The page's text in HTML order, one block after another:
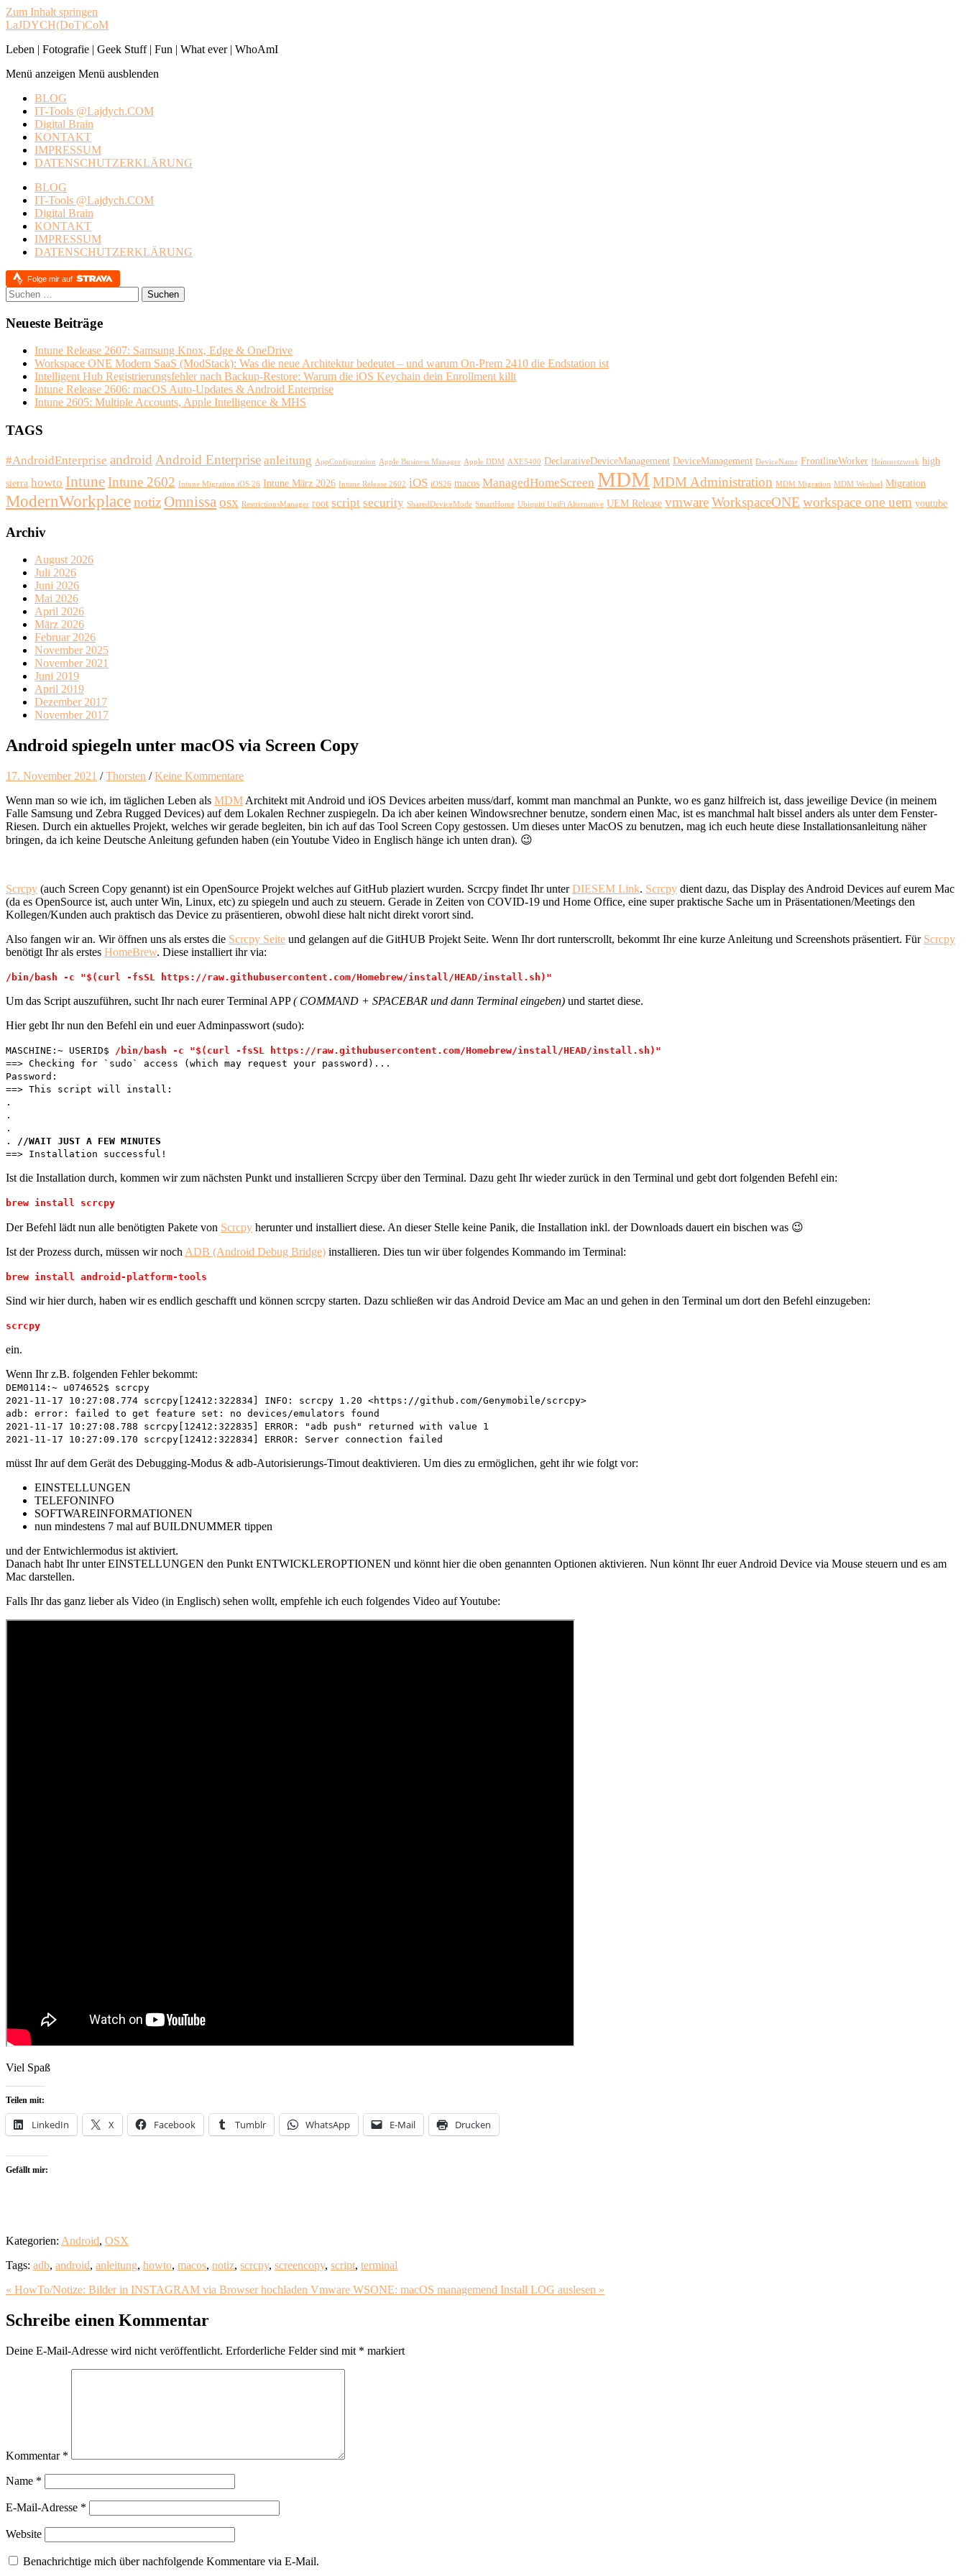
Zum Inhalt springen
LaJDYCH(DoT)CoM
Leben | Fotografie | Geek Stuff | Fun | What ever | WhoAmI
Menü anzeigen Menü ausblenden
BLOG
IT-Tools @Lajdych.COM
Digital Brain
KONTAKT
IMPRESSUM
DATENSCHUTZERKLÄRUNG
BLOG
IT-Tools @Lajdych.COM
Digital Brain
KONTAKT
IMPRESSUM
DATENSCHUTZERKLÄRUNG
Folge mir auf
Suchen
nach:
Neueste Beiträge
Intune Release 2607: Samsung Knox, Edge & OneDrive
Workspace ONE Modern SaaS (ModStack): Was die neue Architektur bedeutet – und warum On-Prem 2410 die Endstation ist
Intelligent Hub Registrierungsfehler nach Backup-Restore: Warum die iOS Keychain dein Enrollment killt
Intune Release 2606: macOS Auto-Updates & Android Enterprise
Intune 2605: Multiple Accounts, Apple Intelligence & MHS
TAGS
#AndroidEnterprise android Android Enterprise anleitung AppConfiguration Apple Business Manager Apple DDM AXE5400 DeclarativeDeviceManagement DeviceManagement DeviceName FrontlineWorker Heimnetzwerk high
sierra howto IntuneIntune 2602 Intune Migration iOS 26 Intune März 2026 Intune Release 2602 iOS iOS26 macos ManagedHomeScreen MDM MDM Administration MDM Migration MDM Wechsel Migration
ModernWorkplacenotiz Omnissa osx RestrictionsManager root script security SharedDeviceMode SmartHome Ubiquiti UniFi Alternative UEM Release vmwareWorkspaceONE workspace one uem youtube
Archiv
August 2026
Juli 2026
Juni 2026
Mai 2026
April 2026
März 2026
Februar 2026
November 2025
November 2021
Juni 2019
April 2019
Dezember 2017
November 2017
Android spiegeln unter macOS via Screen Copy
17. November 2021 /Thorsten /Keine Kommentare
Wenn man so wie ich, im täglichen Leben als MDM Architekt mit Android und iOS Devices arbeiten muss/darf, kommt man manchmal an Punkte, wo es ganz hilfreich ist, dass jeweilige Device (in meinem
Falle Samsung und Zebra Rugged Devices) auf dem Lokalen Rechner zuspiegeln. Da ich aber keinen Windowsrechner benutze, sondern einen Mac, ist es manchmal halt bissel anders als unter dem Fenster-
Riesen. Durch ein aktuelles Projekt, welches wir gerade begleiten, bin ich auf das Tool Screen Copy gestossen. Um dieses unter MacOS zu benutzen, mag ich euch heute diese Installationsanleitung näher
bringen, da ich keine Deutsche Anleitung gefunden haben (ein Youtube Video in Englisch hänge ich unten dran). 😉
Scrcpy (auch Screen Copy genannt) ist ein OpenSource Projekt welches auf GitHub plaziert wurden. Scrcpy findet Ihr unterDIESEM Link. Scrcpy dient dazu, das Display des Android Devices auf eurem Mac
(da es OpenSource ist, auch unter Win, Linux, etc) zu spiegeln und auch zu steuern. Gerade in Zeiten von COVID-19 und Home Office, eine super praktische Sache um in Präsentationen/Meetings den
Kollegen/Kunden auch praktisch das Device zu präsentieren, obwohl diese halt nicht direkt vorort sind.
Also fangen wir an. Wir öffnen uns als erstes die Scrcpy Seite und gelangen auf die GitHUB Projekt Seite. Wenn Ihr dort runterscrollt, bekommt Ihr eine kurze Anleitung und Screenshots präsentiert. Für Scrcpy
benötigt Ihr als erstes HomeBrew. Diese installiert ihr via:
/bin/bash -c "$(curl -fsSL https://raw.githubusercontent.com/Homebrew/install/HEAD/install.sh)"
Um das Script auszuführen, sucht Ihr nach eurer Terminal APP( COMMAND + SPACEBAR und dann Terminal eingeben) und startet diese.
Hier gebt Ihr nun den Befehl ein und euer Adminpasswort (sudo):
MASCHINE:~ USERID$ /bin/bash -c "$(curl -fsSL https://raw.githubusercontent.com/Homebrew/install/HEAD/install.sh)"
==> Checking for `sudo` access (which may request your password)...
Password:
==> This script will install:
.
.
.
. //WAIT JUST A FEW MINUTES
==> Installation successful!
Ist die Installation durch, kommen wir zum nächsten Punkt und installieren Scrcpy über den Terminal. Dazu geht Ihr wieder zurück in den Terminal und gebt dort folgenden Befehl ein:
brew install scrcpy
Der Befehl lädt nun alle benötigten Pakete von Scrcpy herunter und installiert diese. An dieser Stelle keine Panik, die Installation inkl. der Downloads dauert ein bischen was 😉
Ist der Prozess durch, müssen wir noch ADB (Android Debug Bridge) installieren. Dies tun wir über folgendes Kommando im Terminal:
brew install android-platform-tools
Sind wir hier durch, haben wir es endlich geschafft und können scrcpy starten. Dazu schließen wir das Android Device am Mac an und gehen in den Terminal um dort den Befehl einzugeben:
scrcpy
ein.
Wenn Ihr z.B. folgenden Fehler bekommt:
DEM0114:~ u074652$ scrcpy
2021-11-17 10:27:08.774 scrcpy[12412:322834] INFO: scrcpy 1.20 <https://github.com/Genymobile/scrcpy>
adb: error: failed to get feature set: no devices/emulators found
2021-11-17 10:27:08.788 scrcpy[12412:322835] ERROR: "adb push" returned with value 1
2021-11-17 10:27:09.170 scrcpy[12412:322834] ERROR: Server connection failed
müsst Ihr auf dem Gerät des Debugging-Modus & adb-Autorisierungs-Timout deaktivieren. Um dies zu ermöglichen, geht ihr wie folgt vor:
EINSTELLUNGEN
TELEFONINFO
SOFTWAREINFORMATIONEN
nun mindestens 7 mal auf BUILDNUMMER tippen
und der Entwichlermodus ist aktiviert.
Danach habt Ihr unter EINSTELLUNGEN den Punkt ENTWICKLEROPTIONEN und könnt hier die oben genannten Optionen aktivieren. Nun könnt Ihr euer Android Device via Mouse steuern und es am
Mac darstellen.
Falls Ihr das ganz lieber als Video (in Englisch) sehen wollt, empfehle ich euch folgendes Video auf Youtube:
Viel Spaß
Teilen mit:
LinkedIn X Facebook Tumblr WhatsApp E-Mail Drucken
Gefällt mir:
Kategorien: Android, OSX
Tags: adb, android, anleitung, howto, macos, notiz, scrcpy, screencopy, script, terminal
« HowTo/Notize: Bilder in INSTAGRAM via Browser hochladen Vmware WSONE: macOS managemend Install LOG auslesen »
Schreibe einen Kommentar
Deine E-Mail-Adresse wird nicht veröffentlicht. Erforderliche Felder sind mit * markiert
Kommentar *
Name *
E-Mail-Adresse *
Website
Benachrichtige mich über nachfolgende Kommentare via E-Mail.